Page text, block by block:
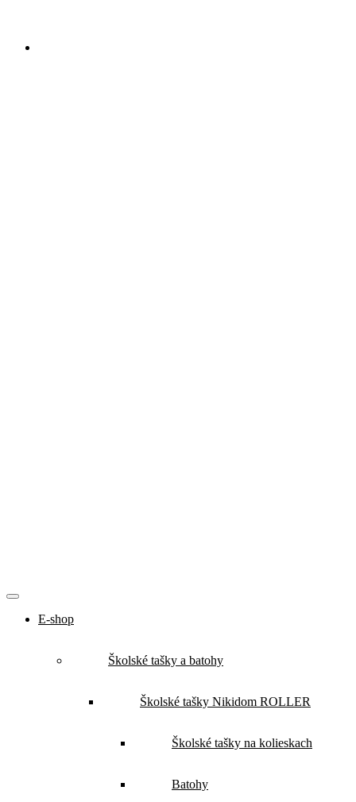
E-shop
Školské tašky a batohy
Školské tašky Nikidom ROLLER
Školské tašky na kolieskach
Batohy